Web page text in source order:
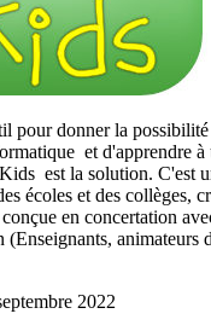
pour donner la
et d'apprendre à
est la solution. C'est
écoles et des collèges,
en concertation
(Enseignants, animateurs
2022